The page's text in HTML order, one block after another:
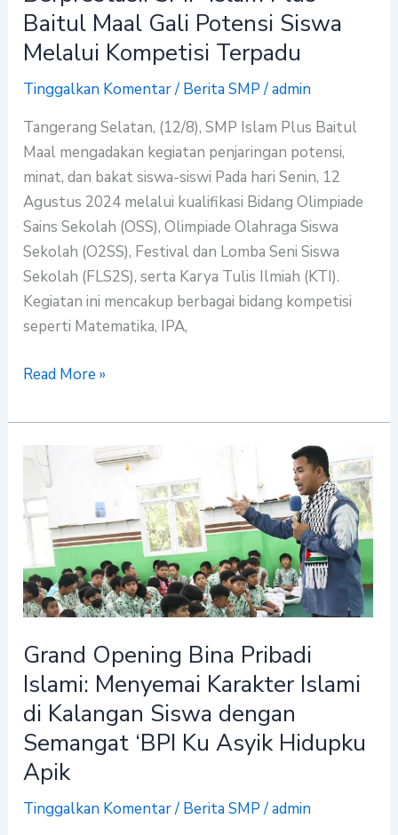
Baitul Maal Gali Potensi Siswa
Melalui Kompetisi Terpadu
Tinggalkan Komentar/ Berita SMP/admin
Tangerang Selatan, (12/8), SMP Islam Plus Baitul
Maal mengadakan kegiatan penjaringan potensi,
minat, dan bakat siswa-siswi Pada hari Senin, 12
Agustus 2024 melalui kualifikasi Bidang Olimpiade
Sains Sekolah (OSS), Olimpiade Olahraga Siswa
Sekolah (O2SS), Festival dan Lomba Seni Siswa
Sekolah (FLS2S), serta Karya Tulis Ilmiah (KTI).
Kegiatan ini mencakup berbagai bidang kompetisi
seperti Matematika, IPA,
Read More »
Grand Opening Bina Pribadi
Islami: Menyemai Karakter Islami
di Kalangan Siswa dengan
Semangat ‘BPI Ku Asyik Hidupku
Apik
Tinggalkan Komentar/ Berita SMP /admin
Grand
Opening
Bina
Pribadi
Islami:
Menyemai
Karakter
di
Kalangan
Siswa
dengan
Semangat
‘BPI
Ku